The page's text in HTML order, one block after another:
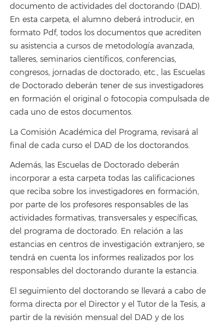
documento de actividades del doctorando (DAD).
En esta carpeta, el alumno deberá introducir, en
formato Pdf, todos los documentos que acrediten
su asistencia a cursos de metodología avanzada,
talleres, seminarios científicos, conferencias,
congresos, jornadas de doctorado, etc., las Escuelas
de Doctorado deberán tener de sus investigadores
en formación el original o fotocopia compulsada de
cada uno de estos documentos.
La Comisión Académica del Programa, revisará al
final de cada curso el DAD de los doctorandos.
Además, las Escuelas de Doctorado deberán
incorporar a esta carpeta todas las calificaciones
que reciba sobre los investigadores en formación,
por parte de los profesores responsables de las
actividades formativas, transversales y específicas,
del programa de doctorado. En relación a las
estancias en centros de investigación extranjero, se
tendrá en cuenta los informes realizados por los
responsables del doctorando durante la estancia.
El seguimiento del doctorando se llevará a cabo de
forma directa por el Director y el Tutor de la Tesis, a
partir de la revisión mensual del DAD y de los